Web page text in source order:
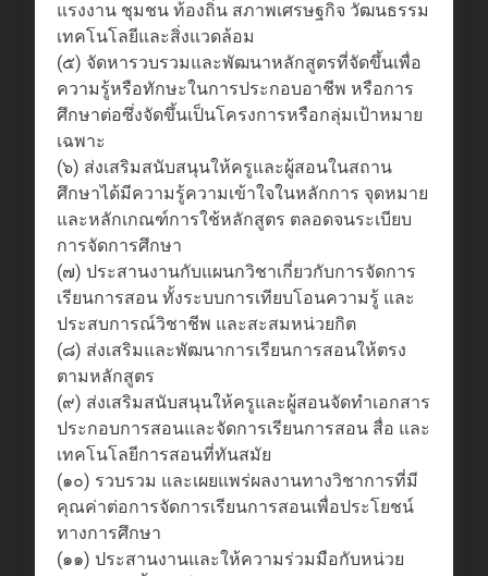
แรงงาน ชุมชน ท้องถิ่น สภาพเศรษฐกิจ วัฒนธรรม
เทคโนโลยีและสิ่งแวดล้อม
(๕) จัดหารวบรวมและพัฒนาหลักสูตรที่จัดขึ้นเพื่อ
ความรู้หรือทักษะในการประกอบอาชีพ หรือการ
ศึกษาต่อซึ่งจัดขึ้นเป็นโครงการหรือกลุ่มเป้าหมาย
เฉพาะ
(๖) ส่งเสริมสนับสนุนให้ครูและผู้สอนในสถาน
ศึกษาได้มีความรู้ความเข้าใจในหลักการ จุดหมาย
และหลักเกณฑ์การใช้หลักสูตร ตลอดจนระเบียบ
การจัดการศึกษา
(๗) ประสานงานกับแผนกวิชาเกี่ยวกับการจัดการ
เรียนการสอน ทั้งระบบการเทียบโอนความรู้ และ
ประสบการณ์วิชาชีพ และสะสมหน่วยกิต
(๘) ส่งเสริมและพัฒนาการเรียนการสอนให้ตรง
ตามหลักสูตร
(๙) ส่งเสริมสนับสนุนให้ครูและผู้สอนจัดทำเอกสาร
ประกอบการสอนและจัดการเรียนการสอน สื่อ และ
เทคโนโลยีการสอนที่ทันสมัย
(๑๐) รวบรวม และเผยแพร่ผลงานทางวิชาการที่มี
คุณค่าต่อการจัดการเรียนการสอนเพื่อประโยชน์
ทางการศึกษา
(๑๑) ประสานงานและให้ความร่วมมือกับหน่วย